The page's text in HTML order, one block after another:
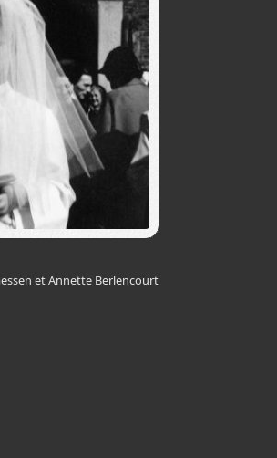
et Annette Berlencourt